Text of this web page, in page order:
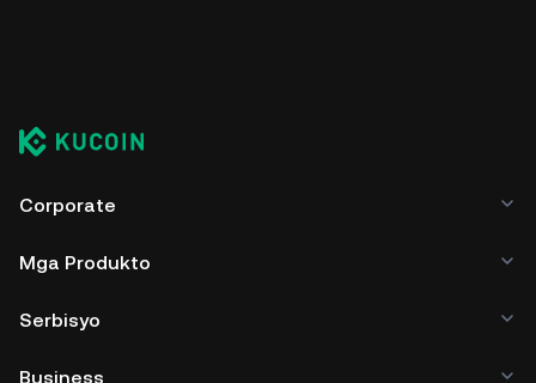
Corporate
Mga Produkto
Serbisyo
Business